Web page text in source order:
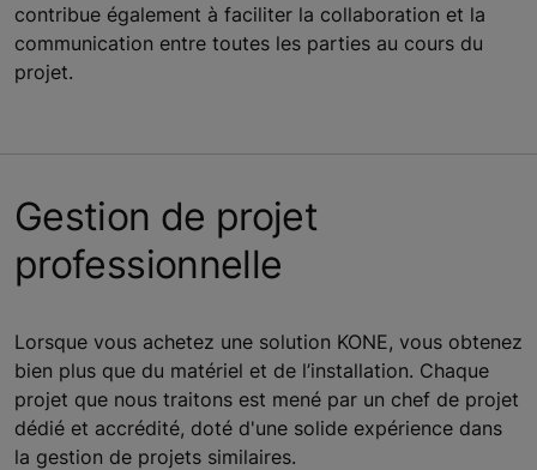
contribue également à faciliter la collaboration et la
communication entre toutes les parties au cours du
projet.
Gestion de projet
professionnelle
Lorsque vous achetez une solution KONE, vous obtenez
bien plus que du matériel et de l’installation. Chaque
projet que nous traitons est mené par un chef de projet
dédié et accrédité, doté d'une solide expérience dans
la gestion de projets similaires.